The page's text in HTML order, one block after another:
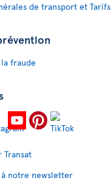
de transport et Tarifs
fraude
à notre newsletter